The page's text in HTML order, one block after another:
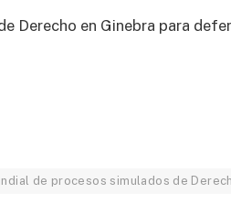
Derecho en Ginebra para
de procesos simulados de